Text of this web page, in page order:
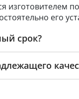
изготовителем
его
срок?